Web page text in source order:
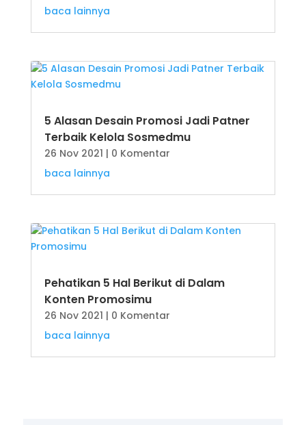
baca lainnya
5 Alasan Desain Promosi Jadi Patner
Terbaik Kelola Sosmedmu
26 Nov 2021 | 0 Komentar
baca lainnya
Pehatikan 5 Hal Berikut di Dalam
Konten Promosimu
26 Nov 2021 | 0 Komentar
baca lainnya